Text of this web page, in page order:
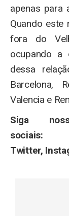
apenas para
Quando este
fora do
ocupando a
dessa
Barcelona,
Valencia e
Siga
sociais:
Twitter,